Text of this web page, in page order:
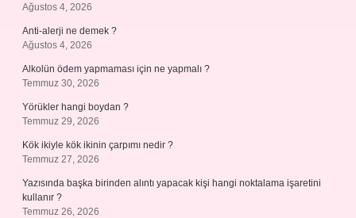
Ağustos 4, 2026
Anti-alerji ne demek ?
Ağustos 4, 2026
Alkolün ödem yapmaması için ne yapmalı ?
Temmuz 30, 2026
Yörükler hangi boydan ?
Temmuz 29, 2026
Kök ikiyle kök ikinin çarpımı nedir ?
Temmuz 27, 2026
Yazısında başka birinden alıntı yapacak kişi hangi noktalama işaretini
kullanır ?
Temmuz 26, 2026